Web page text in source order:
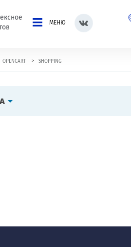
МЕНЮ
OPENCART > SHOPPING